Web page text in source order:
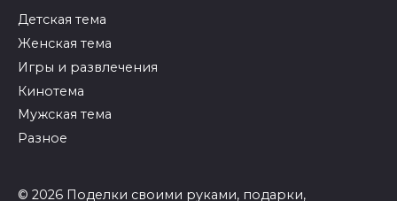
Детская тема
Женская тема
Игры и развлечения
Кинотема
Мужская тема
Разное
© 2026 Поделки своими руками, подарки,